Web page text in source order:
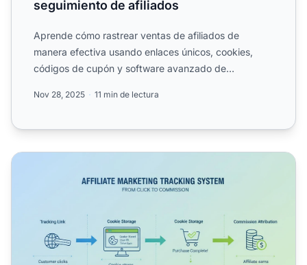
seguimiento de afiliados
Aprende cómo rastrear ventas de afiliados de
manera efectiva usando enlaces únicos, cookies,
códigos de cupón y software avanzado de
Nov 28, 2025 11 min de lectura
¿Cómo se rastrea el marketing de afiliados? Guía